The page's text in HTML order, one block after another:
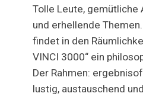
Tolle Leute, gemütliche
und erhellende
findet in den
VINCI 3000“ ein
Der Rahmen:
lustig, austauschend